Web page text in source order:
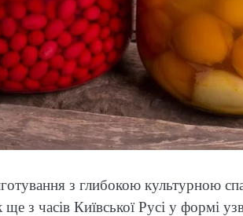
з глибокою культурною
з часів Київської Русі у формі